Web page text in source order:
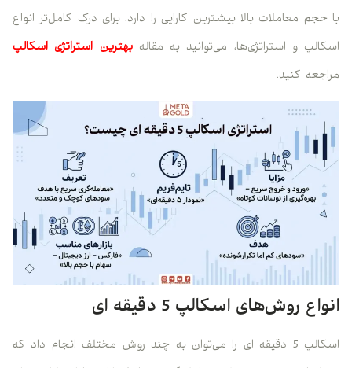
با حجم معاملات بالا بیشترین کارایی را دارد. برای درک کامل‌تر انواع
اسکالپ و استراتژی‌ها، می‌توانید به مقاله بهترین استراتژی اسکالپ
مراجعه کنید.
انواع روش‌های اسکالپ 5 دقیقه ای
اسکالپ 5 دقیقه ای را می‌توان به چند روش مختلف انجام داد که